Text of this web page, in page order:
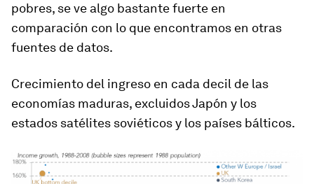
pobres, se ve algo bastante fuerte en
comparación con lo que encontramos en otras
fuentes de datos.
Crecimiento del ingreso en cada decil de las
economías maduras, excluidos Japón y los
estados satélites soviéticos y los países bálticos.